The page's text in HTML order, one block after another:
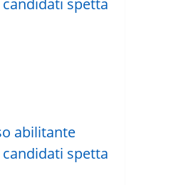
abilitante
spetta